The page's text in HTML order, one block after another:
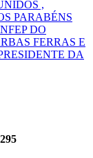
,
PARABÉNS
DO
FERRAS E
DA